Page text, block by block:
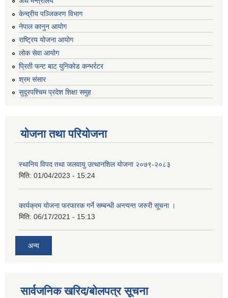
केन्द्रीय पञ्जिकरण विभाग
नेपाल कानुन आयोग
राष्ट्रिय योजना आयोग
लोक सेवा आयोग
प्रिती फन्ट बाट युनिकोड कन्भर्रटर
श्रम संसार
सुदूरपश्चिम प्रदेश शिक्षा समुह
योजना तथा परियोजना
स्थानिय विपद तथा जलवायु उत्थानशिल योजना २०७९-२०८३
मिति: 01/04/2023 - 15:24
कार्यक्रम योजना फरफारक गर्ने सम्बन्धी अन्त्यन्त जरुरी सूचना ।
मिति: 06/17/2021 - 15:13
अन्य
सार्वजनिक खरिद/बोलपत्र सूचना